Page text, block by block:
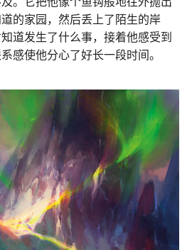
的家园，然后丢上了陌生的岸
道发生了什么事，接着他感受到
感使他分心了好长一段时间。